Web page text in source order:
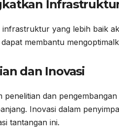
infrastruktur yang lebih baik
membantu
dan Inovasi
penelitian dan
Inovasi dalam
tantangan ini.